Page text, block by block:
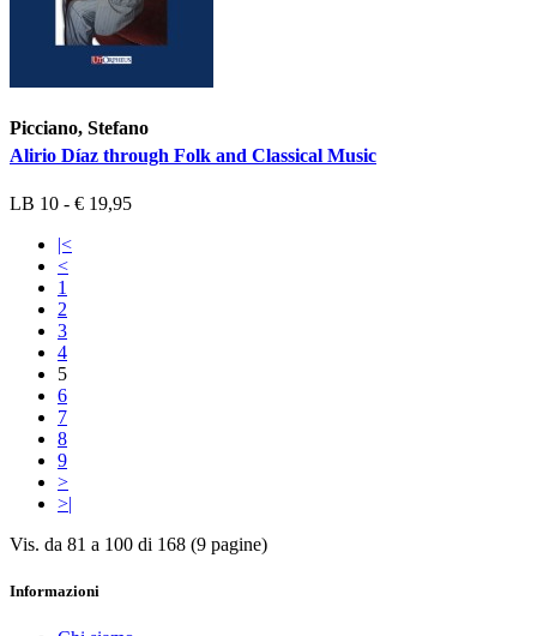
Picciano, Stefano
Alirio Díaz through Folk and Classical Music
LB 10 - € 19,95
|<
<
1
2
3
4
5
6
7
8
9
>
>|
Vis. da 81 a 100 di 168 (9 pagine)
Informazioni